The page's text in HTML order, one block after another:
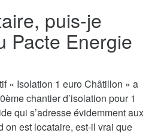
puis-je
Pacte Energie
« Isolation 1 euro Châtillon » a
chantier d’isolation pour 1
qui s’adresse évidemment aux
on est locataire, est-il vrai que